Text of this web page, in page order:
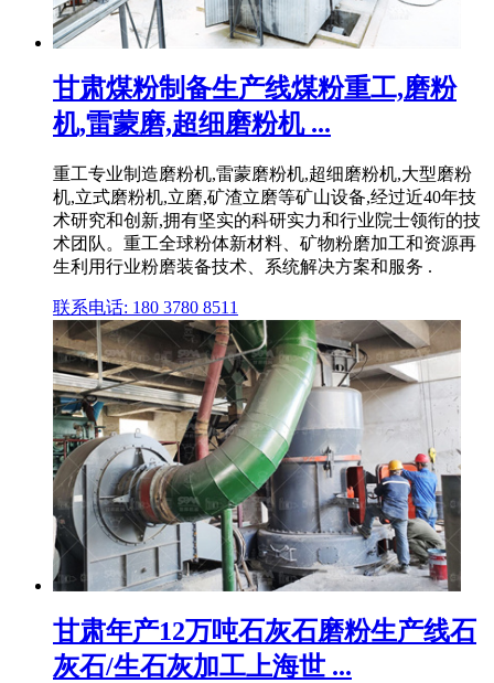
甘肃煤粉制备生产线煤粉重工,磨粉
机,雷蒙磨,超细磨粉机 ...
重工专业制造磨粉机,雷蒙磨粉机,超细磨粉机,大型磨粉
机,立式磨粉机,立磨,矿渣立磨等矿山设备,经过近40年技
术研究和创新,拥有坚实的科研实力和行业院士领衔的技
术团队。重工全球粉体新材料、矿物粉磨加工和资源再
生利用行业粉磨装备技术、系统解决方案和服务 .
联系电话: 180 3780 8511
甘肃年产12万吨石灰石磨粉生产线石
灰石/生石灰加工上海世 ...